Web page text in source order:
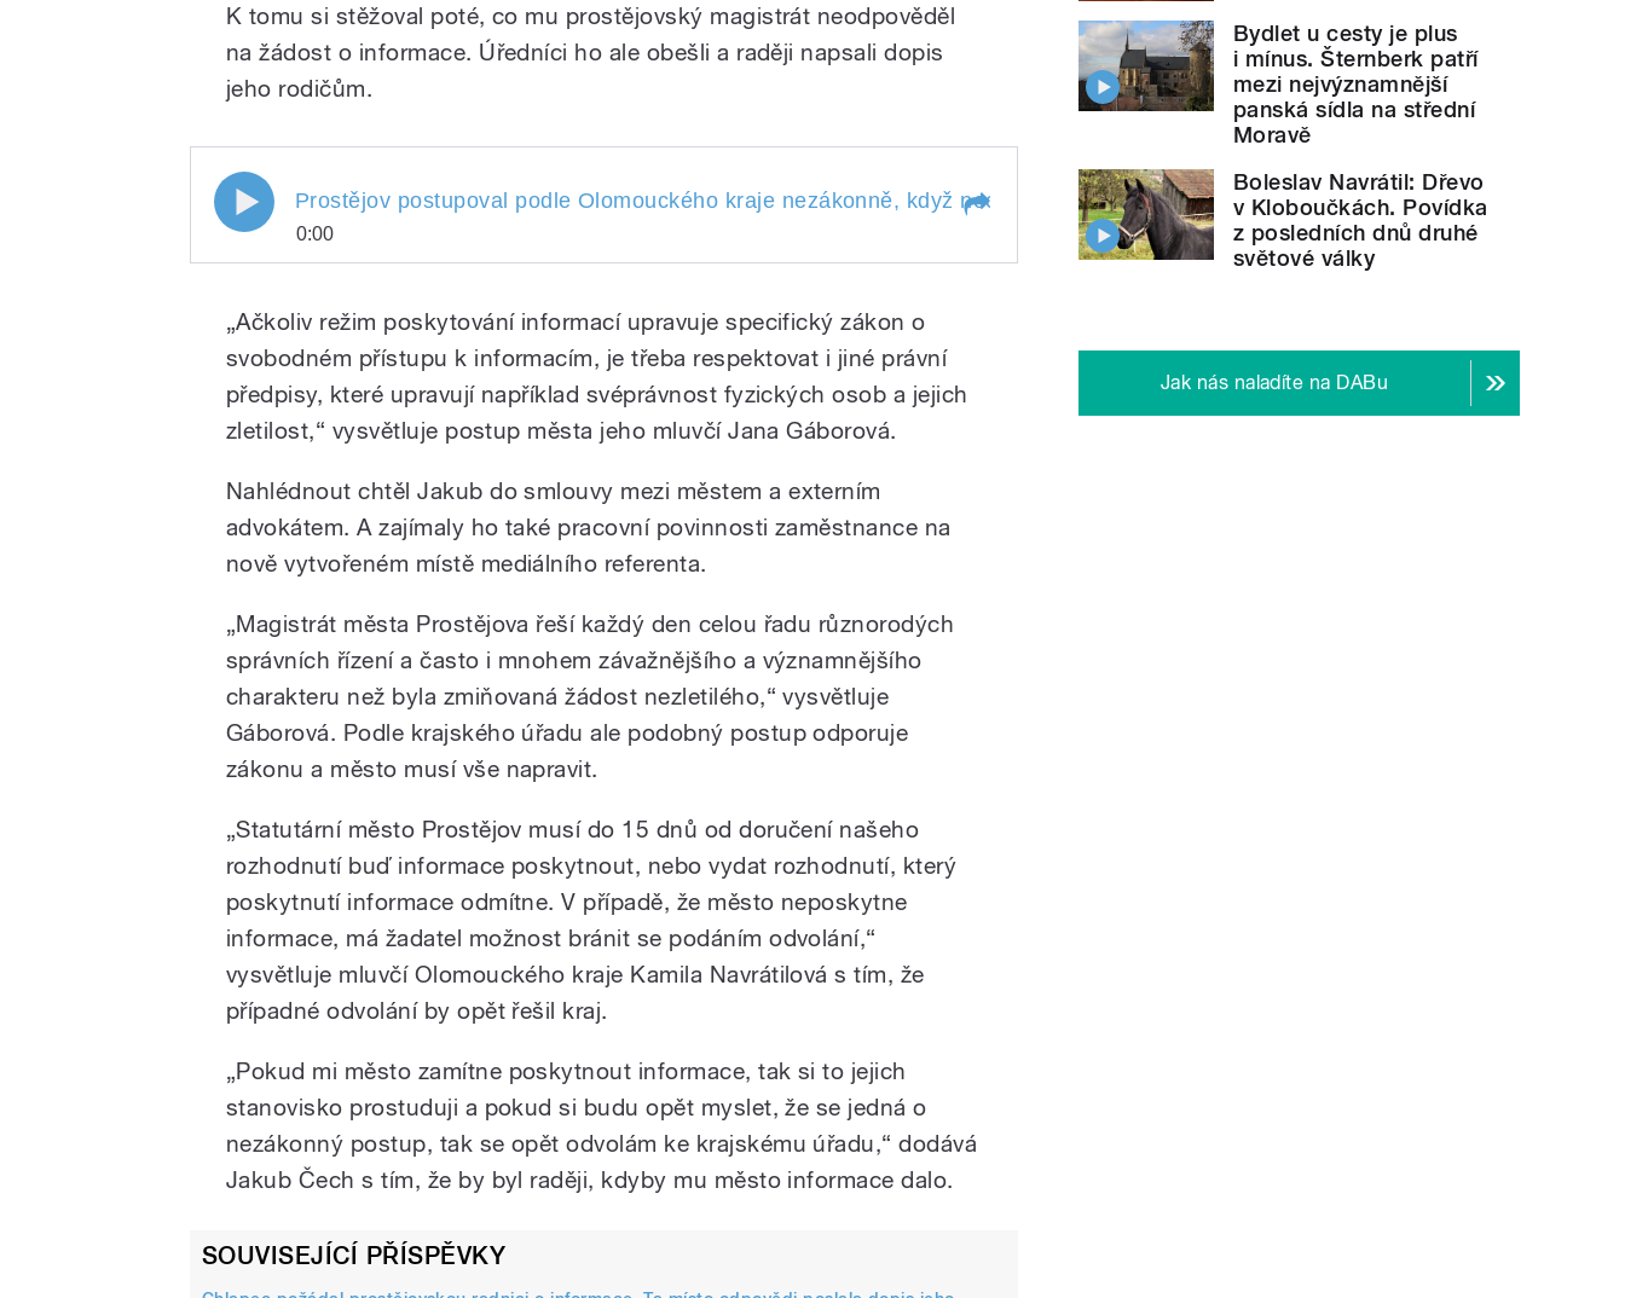
K tomu si stěžoval poté, co mu prostějovský magistrát neodpověděl
na žádost o informace. Úředníci ho ale obešli a raději napsali dopis
jeho rodičům.
Prostějov postupoval podle Olomouckého kraje nezákonně,
když neodpověděl patnáctiletému chlapci kvůli věku. Natáčela
pause
Prostějov postupoval podle Olomouckého kraje nezákonně, když neodpověděl patnáctiletému chlapci kvůli věku. Natáčela Barbora
0:00
kraje nezákonně, když neodpověděl
patnáctiletému chlapci kvůli věku.
Natáčela Barbora
Taševská
„Ačkoliv režim poskytování informací upravuje specifický zákon o
svobodném přístupu k informacím, je třeba respektovat i jiné právní
předpisy, které upravují například svéprávnost fyzických osob a jejich
zletilost,“ vysvětluje postup města jeho mluvčí Jana Gáborová.
Nahlédnout chtěl Jakub do smlouvy mezi městem a externím
advokátem. A zajímaly ho také pracovní povinnosti zaměstnance na
nově vytvořeném místě mediálního referenta.
„Magistrát města Prostějova řeší každý den celou řadu různorodých
správních řízení a často i mnohem závažnějšího a významnějšího
charakteru než byla zmiňovaná žádost nezletilého,“ vysvětluje
Gáborová. Podle krajského úřadu ale podobný postup odporuje
zákonu a město musí vše napravit.
„Statutární město Prostějov musí do 15 dnů od doručení našeho
rozhodnutí buď informace poskytnout, nebo vydat rozhodnutí, který
poskytnutí informace odmítne. V případě, že město neposkytne
informace, má žadatel možnost bránit se podáním odvolání,“
vysvětluje mluvčí Olomouckého kraje Kamila Navrátilová s tím, že
případné odvolání by opět řešil kraj.
„Pokud mi město zamítne poskytnout informace, tak si to jejich
stanovisko prostuduji a pokud si budu opět myslet, že se jedná o
nezákonný postup, tak se opět odvolám ke krajskému úřadu,“ dodává
Jakub Čech s tím, že by byl raději, kdyby mu město informace dalo.
SOUVISEJÍCÍ PŘÍSPĚVKY
Bydlet u cesty je plus
i mínus. Šternberk patří
mezi nejvýznamnější
panská sídla na střední
Moravě
Boleslav Navrátil: Dřevo
v Kloboučkách. Povídka
z posledních dnů druhé
světové války
Jak nás naladíte na DABu